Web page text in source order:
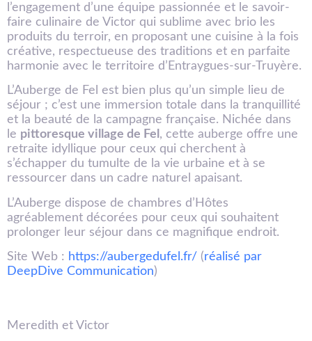
l’engagement d’une équipe passionnée et le savoir-
faire culinaire de Victor qui sublime avec brio les
produits du terroir, en proposant une cuisine à la fois
créative, respectueuse des traditions et en parfaite
harmonie avec le territoire d’Entraygues-sur-Truyère.
L’Auberge de Fel est bien plus qu’un simple lieu de
séjour ; c’est une immersion totale dans la tranquillité
et la beauté de la campagne française. Nichée dans
le pittoresque village de Fel , cette auberge offre une
retraite idyllique pour ceux qui cherchent à
s’échapper du tumulte de la vie urbaine et à se
ressourcer dans un cadre naturel apaisant.
L’Auberge dispose de chambres d’Hôtes
agréablement décorées pour ceux qui souhaitent
prolonger leur séjour dans ce magnifique endroit.
Site Web : https://aubergedufel.fr/ (réalisé par
DeepDive Communication)
Meredith et Victor